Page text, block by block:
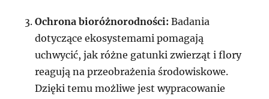
Ochrona bioróżnorodności: Badania
dotyczące ekosystemami pomagają
uchwycić, jak różne gatunki zwierząt i flory
reagują na przeobrażenia środowiskowe.
Dzięki temu możliwe jest wypracowanie